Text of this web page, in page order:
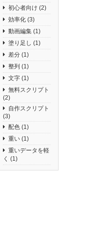
初心者向け (2)
効率化 (3)
動画編集 (1)
塗り足し (1)
差分 (1)
整列 (1)
文字 (1)
無料スクリプト
(2)
自作スクリプト
(3)
配色 (1)
重い (1)
重いデータを軽
く (1)